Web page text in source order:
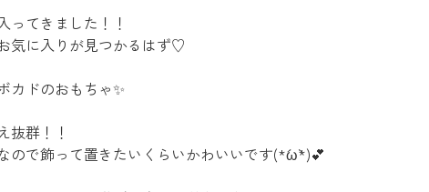
ってきました！！
気に入りが見つかるはず♡
カドのおもちゃ✨
抜群！！
ので飾って置きたいくらいかわいいです(*´ω`*)💕